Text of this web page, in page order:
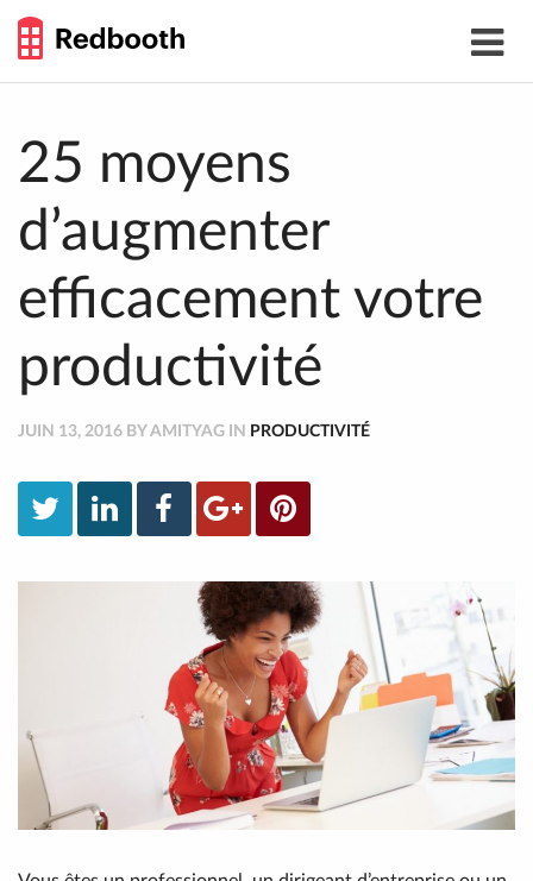
Toggle
GUIDE
25 moyens
d’augmenter
efficacement votre
productivité
JUIN 13, 2016 BY AMITYAG IN PRODUCTIVITÉ